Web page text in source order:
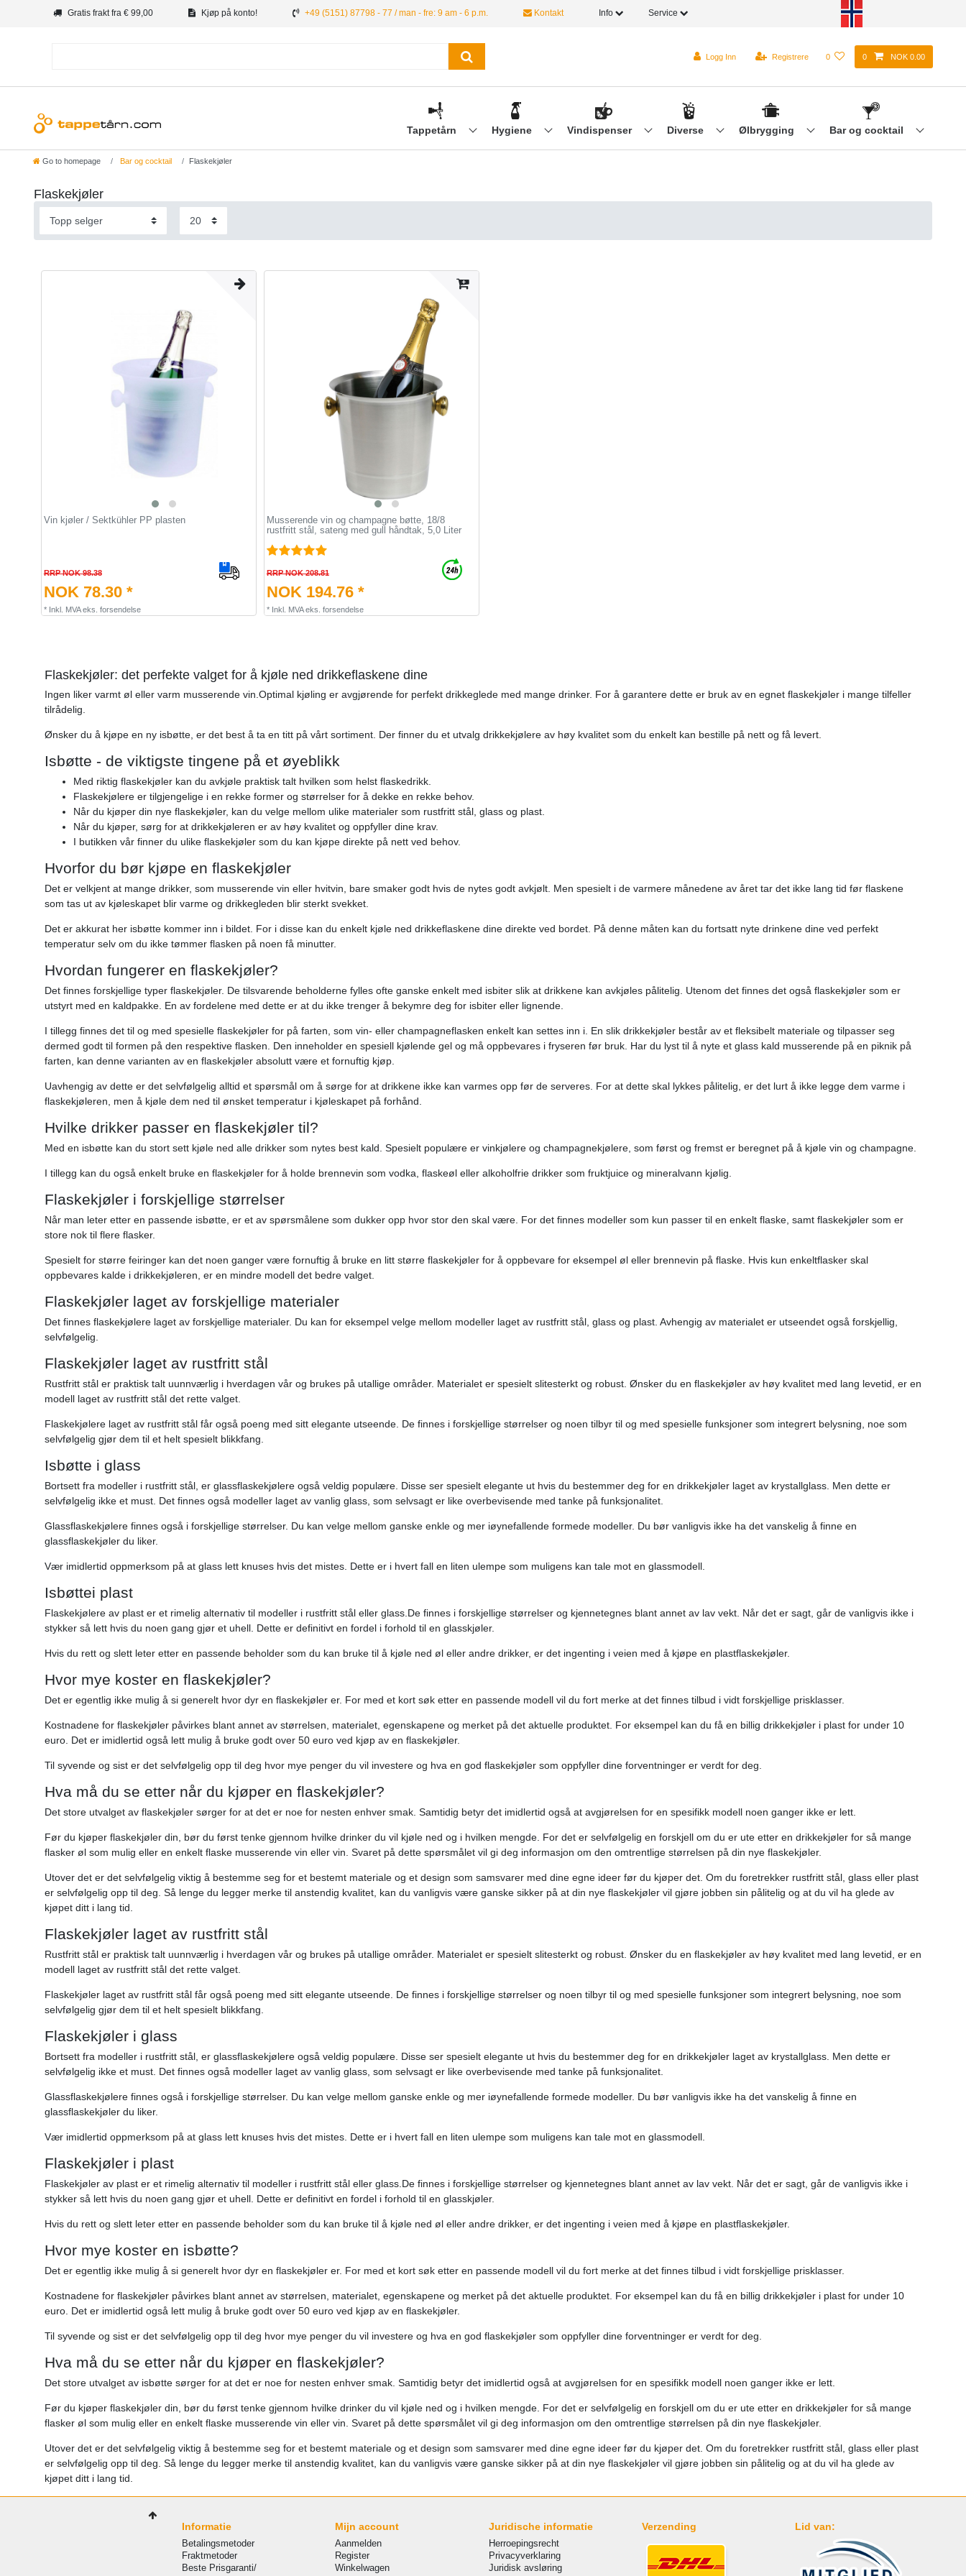
Gratis frakt fra € 99,00 Kjøp på konto! +49 (5151) 87798 - 77 / man - fre: 9 am - 6 p.m. Kontakt Info Service
Logg Inn Registrere 0 0 NOK 0.00
Tappetårn Hygiene Vindispenser Diverse Ølbrygging Bar og cocktail
Go to homepage Bar og cocktail Flaskekjøler
Flaskekjøler
Vin kjøler / Sektkühler PP plasten
RRP NOK 98.38
NOK 78.30 *
* Inkl. MVAeks. forsendelse
Musserende vin og champagne bøtte, 18/8
rustfritt stål, sateng med gull håndtak, 5,0 Liter
RRP NOK 208.81
NOK 194.76 *
* Inkl. MVAeks. forsendelse
Flaskekjøler: det perfekte valget for å kjøle ned drikkeflaskene dine
Ingen liker varmt øl eller varm musserende vin.Optimal kjøling er avgjørende for perfekt drikkeglede med mange drinker. For å garantere dette er bruk av en egnet flaskekjøler i mange tilfeller
tilrådelig.
Ønsker du å kjøpe en ny isbøtte, er det best å ta en titt på vårt sortiment. Der finner du et utvalg drikkekjølere av høy kvalitet som du enkelt kan bestille på nett og få levert.
Isbøtte - de viktigste tingene på et øyeblikk
Med riktig flaskekjøler kan du avkjøle praktisk talt hvilken som helst flaskedrikk.
Flaskekjølere er tilgjengelige i en rekke former og størrelser for å dekke en rekke behov.
Når du kjøper din nye flaskekjøler, kan du velge mellom ulike materialer som rustfritt stål, glass og plast.
Når du kjøper, sørg for at drikkekjøleren er av høy kvalitet og oppfyller dine krav.
I butikken vår finner du ulike flaskekjøler som du kan kjøpe direkte på nett ved behov.
Hvorfor du bør kjøpe en flaskekjøler
Det er velkjent at mange drikker, som musserende vin eller hvitvin, bare smaker godt hvis de nytes godt avkjølt. Men spesielt i de varmere månedene av året tar det ikke lang tid før flaskene
som tas ut av kjøleskapet blir varme og drikkegleden blir sterkt svekket.
Det er akkurat her isbøtte kommer inn i bildet. For i disse kan du enkelt kjøle ned drikkeflaskene dine direkte ved bordet. På denne måten kan du fortsatt nyte drinkene dine ved perfekt
temperatur selv om du ikke tømmer flasken på noen få minutter.
Hvordan fungerer en flaskekjøler?
Det finnes forskjellige typer flaskekjøler. De tilsvarende beholderne fylles ofte ganske enkelt med isbiter slik at drikkene kan avkjøles pålitelig. Utenom det finnes det også flaskekjøler som er
utstyrt med en kaldpakke. En av fordelene med dette er at du ikke trenger å bekymre deg for isbiter eller lignende.
I tillegg finnes det til og med spesielle flaskekjøler for på farten, som vin- eller champagneflasken enkelt kan settes inn i. En slik drikkekjøler består av et fleksibelt materiale og tilpasser seg
dermed godt til formen på den respektive flasken. Den inneholder en spesiell kjølende gel og må oppbevares i fryseren før bruk. Har du lyst til å nyte et glass kald musserende på en piknik på
farten, kan denne varianten av en flaskekjøler absolutt være et fornuftig kjøp.
Uavhengig av dette er det selvfølgelig alltid et spørsmål om å sørge for at drikkene ikke kan varmes opp før de serveres. For at dette skal lykkes pålitelig, er det lurt å ikke legge dem varme i
flaskekjøleren, men å kjøle dem ned til ønsket temperatur i kjøleskapet på forhånd.
Hvilke drikker passer en flaskekjøler til?
Med en isbøtte kan du stort sett kjøle ned alle drikker som nytes best kald. Spesielt populære er vinkjølere og champagnekjølere, som først og fremst er beregnet på å kjøle vin og champagne.
I tillegg kan du også enkelt bruke en flaskekjøler for å holde brennevin som vodka, flaskeøl eller alkoholfrie drikker som fruktjuice og mineralvann kjølig.
Flaskekjøler i forskjellige størrelser
Når man leter etter en passende isbøtte, er et av spørsmålene som dukker opp hvor stor den skal være. For det finnes modeller som kun passer til en enkelt flaske, samt flaskekjøler som er
store nok til flere flasker.
Spesielt for større feiringer kan det noen ganger være fornuftig å bruke en litt større flaskekjøler for å oppbevare for eksempel øl eller brennevin på flaske. Hvis kun enkeltflasker skal
oppbevares kalde i drikkekjøleren, er en mindre modell det bedre valget.
Flaskekjøler laget av forskjellige materialer
Det finnes flaskekjølere laget av forskjellige materialer. Du kan for eksempel velge mellom modeller laget av rustfritt stål, glass og plast. Avhengig av materialet er utseendet også forskjellig,
selvfølgelig.
Flaskekjøler laget av rustfritt stål
Rustfritt stål er praktisk talt uunnværlig i hverdagen vår og brukes på utallige områder. Materialet er spesielt slitesterkt og robust. Ønsker du en flaskekjøler av høy kvalitet med lang levetid, er en
modell laget av rustfritt stål det rette valget.
Flaskekjølere laget av rustfritt stål får også poeng med sitt elegante utseende. De finnes i forskjellige størrelser og noen tilbyr til og med spesielle funksjoner som integrert belysning, noe som
selvfølgelig gjør dem til et helt spesielt blikkfang.
Isbøtte i glass
Bortsett fra modeller i rustfritt stål, er glassflaskekjølere også veldig populære. Disse ser spesielt elegante ut hvis du bestemmer deg for en drikkekjøler laget av krystallglass. Men dette er
selvfølgelig ikke et must. Det finnes også modeller laget av vanlig glass, som selvsagt er like overbevisende med tanke på funksjonalitet.
Glassflaskekjølere finnes også i forskjellige størrelser. Du kan velge mellom ganske enkle og mer iøynefallende formede modeller. Du bør vanligvis ikke ha det vanskelig å finne en
glassflaskekjøler du liker.
Vær imidlertid oppmerksom på at glass lett knuses hvis det mistes. Dette er i hvert fall en liten ulempe som muligens kan tale mot en glassmodell.
Isbøttei plast
Flaskekjølere av plast er et rimelig alternativ til modeller i rustfritt stål eller glass.De finnes i forskjellige størrelser og kjennetegnes blant annet av lav vekt. Når det er sagt, går de vanligvis ikke i
stykker så lett hvis du noen gang gjør et uhell. Dette er definitivt en fordel i forhold til en glasskjøler.
Hvis du rett og slett leter etter en passende beholder som du kan bruke til å kjøle ned øl eller andre drikker, er det ingenting i veien med å kjøpe en plastflaskekjøler.
Hvor mye koster en flaskekjøler?
Det er egentlig ikke mulig å si generelt hvor dyr en flaskekjøler er. For med et kort søk etter en passende modell vil du fort merke at det finnes tilbud i vidt forskjellige prisklasser.
Kostnadene for flaskekjøler påvirkes blant annet av størrelsen, materialet, egenskapene og merket på det aktuelle produktet. For eksempel kan du få en billig drikkekjøler i plast for under 10
euro. Det er imidlertid også lett mulig å bruke godt over 50 euro ved kjøp av en flaskekjøler.
Til syvende og sist er det selvfølgelig opp til deg hvor mye penger du vil investere og hva en god flaskekjøler som oppfyller dine forventninger er verdt for deg.
Hva må du se etter når du kjøper en flaskekjøler?
Det store utvalget av flaskekjøler sørger for at det er noe for nesten enhver smak. Samtidig betyr det imidlertid også at avgjørelsen for en spesifikk modell noen ganger ikke er lett.
Før du kjøper flaskekjøler din, bør du først tenke gjennom hvilke drinker du vil kjøle ned og i hvilken mengde. For det er selvfølgelig en forskjell om du er ute etter en drikkekjøler for så mange
flasker øl som mulig eller en enkelt flaske musserende vin eller vin. Svaret på dette spørsmålet vil gi deg informasjon om den omtrentlige størrelsen på din nye flaskekjøler.
Utover det er det selvfølgelig viktig å bestemme seg for et bestemt materiale og et design som samsvarer med dine egne ideer før du kjøper det. Om du foretrekker rustfritt stål, glass eller plast
er selvfølgelig opp til deg. Så lenge du legger merke til anstendig kvalitet, kan du vanligvis være ganske sikker på at din nye flaskekjøler vil gjøre jobben sin pålitelig og at du vil ha glede av
kjøpet ditt i lang tid.
Flaskekjøler laget av rustfritt stål
Rustfritt stål er praktisk talt uunnværlig i hverdagen vår og brukes på utallige områder. Materialet er spesielt slitesterkt og robust. Ønsker du en flaskekjøler av høy kvalitet med lang levetid, er en
modell laget av rustfritt stål det rette valget.
Flaskekjøler laget av rustfritt stål får også poeng med sitt elegante utseende. De finnes i forskjellige størrelser og noen tilbyr til og med spesielle funksjoner som integrert belysning, noe som
selvfølgelig gjør dem til et helt spesielt blikkfang.
Flaskekjøler i glass
Bortsett fra modeller i rustfritt stål, er glassflaskekjølere også veldig populære. Disse ser spesielt elegante ut hvis du bestemmer deg for en drikkekjøler laget av krystallglass. Men dette er
selvfølgelig ikke et must. Det finnes også modeller laget av vanlig glass, som selvsagt er like overbevisende med tanke på funksjonalitet.
Glassflaskekjølere finnes også i forskjellige størrelser. Du kan velge mellom ganske enkle og mer iøynefallende formede modeller. Du bør vanligvis ikke ha det vanskelig å finne en
glassflaskekjøler du liker.
Vær imidlertid oppmerksom på at glass lett knuses hvis det mistes. Dette er i hvert fall en liten ulempe som muligens kan tale mot en glassmodell.
Flaskekjøler i plast
Flaskekjøler av plast er et rimelig alternativ til modeller i rustfritt stål eller glass.De finnes i forskjellige størrelser og kjennetegnes blant annet av lav vekt. Når det er sagt, går de vanligvis ikke i
stykker så lett hvis du noen gang gjør et uhell. Dette er definitivt en fordel i forhold til en glasskjøler.
Hvis du rett og slett leter etter en passende beholder som du kan bruke til å kjøle ned øl eller andre drikker, er det ingenting i veien med å kjøpe en plastflaskekjøler.
Hvor mye koster en isbøtte?
Det er egentlig ikke mulig å si generelt hvor dyr en flaskekjøler er. For med et kort søk etter en passende modell vil du fort merke at det finnes tilbud i vidt forskjellige prisklasser.
Kostnadene for flaskekjøler påvirkes blant annet av størrelsen, materialet, egenskapene og merket på det aktuelle produktet. For eksempel kan du få en billig drikkekjøler i plast for under 10
euro. Det er imidlertid også lett mulig å bruke godt over 50 euro ved kjøp av en flaskekjøler.
Til syvende og sist er det selvfølgelig opp til deg hvor mye penger du vil investere og hva en god flaskekjøler som oppfyller dine forventninger er verdt for deg.
Hva må du se etter når du kjøper en flaskekjøler?
Det store utvalget av isbøtte sørger for at det er noe for nesten enhver smak. Samtidig betyr det imidlertid også at avgjørelsen for en spesifikk modell noen ganger ikke er lett.
Før du kjøper flaskekjøler din, bør du først tenke gjennom hvilke drinker du vil kjøle ned og i hvilken mengde. For det er selvfølgelig en forskjell om du er ute etter en drikkekjøler for så mange
flasker øl som mulig eller en enkelt flaske musserende vin eller vin. Svaret på dette spørsmålet vil gi deg informasjon om den omtrentlige størrelsen på din nye flaskekjøler.
Utover det er det selvfølgelig viktig å bestemme seg for et bestemt materiale og et design som samsvarer med dine egne ideer før du kjøper det. Om du foretrekker rustfritt stål, glass eller plast
er selvfølgelig opp til deg. Så lenge du legger merke til anstendig kvalitet, kan du vanligvis være ganske sikker på at din nye flaskekjøler vil gjøre jobben sin pålitelig og at du vil ha glede av
kjøpet ditt i lang tid.
Informatie
Betalingsmetoder
Fraktmetoder
Beste Prisgaranti/
Mijn account
Aanmelden
Register
Winkelwagen
Juridische informatie
Herroepingsrecht
Privacyverklaring
Juridisk avsløring
Verzending Lid van: